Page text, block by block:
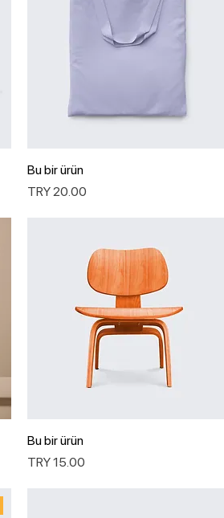
Bu bir ürün
السعر
Bu bir ürün
السعر